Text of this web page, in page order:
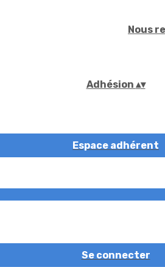
Nous
Adhésion ▴▾
Espace adhérent
Se connecter